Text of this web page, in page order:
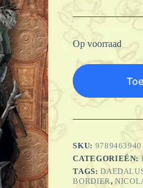
Op voorraad
SKU:
CATEGORIEËN:
TAGS:
BORDIER,